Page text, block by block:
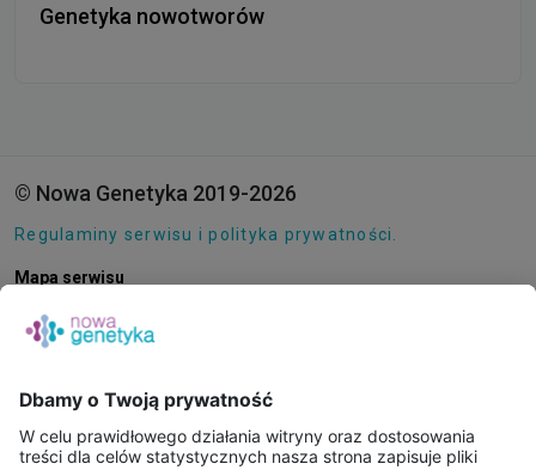
Genetyka nowotworów
© Nowa Genetyka 2019-2026
Regulaminy serwisu i polityka prywatności.
Mapa serwisu
E-SKLEP
PUNKTY POBRAŃ
KONSULTACJE ONLINE